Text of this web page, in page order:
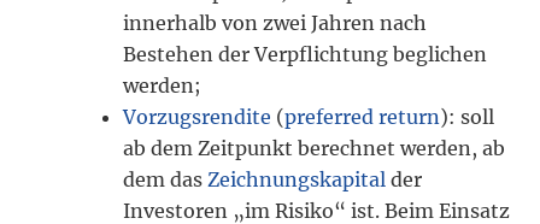
innerhalb von zwei Jahren nach
Bestehen der Verpflichtung beglichen
werden;
Vorzugsrendite (preferred return): soll
ab dem Zeitpunkt berechnet werden, ab
dem das Zeichnungskapital der
Investoren „im Risiko“ ist. Beim Einsatz